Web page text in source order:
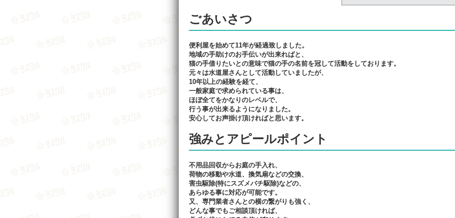
ごあいさつ
便利屋を始めて11年が経過致しました。
地域の手助けのお手伝いが出来ればと、
猫の手借りたいとの意味で猫の手の名前を冠して活動をしております。
元々は水道屋さんとして活動していましたが、
10年以上の経験を経て、
一般家庭で求められている事は、
ほぼ全てをかなりのレベルで、
行う事が出来るようになりました。
安心してお声掛け頂ければと思います。
強みとアピールポイント
不用品回収からお庭の手入れ、
荷物の移動や水道、換気扇などの交換、
害虫駆除(特にスズメバチ駆除)などの、
あらゆる事に対応が可能です。
又、専門業者さんとの横の繋がりも強く、
どんな事でもご相談頂ければ、